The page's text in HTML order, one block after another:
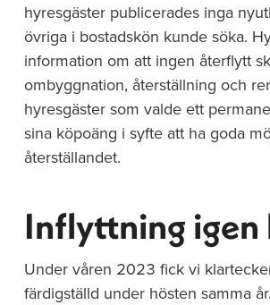
hyresgäster publicerades inga
övriga i bostadskön kunde söka.
information om att ingen återflytt
ombyggnation, återställning och
hyresgäster som valde ett
sina köpoäng i syfte att ha goda
återställandet.
Inflyttning igen
Under våren 2023 fick vi
färdigställd under hösten samma